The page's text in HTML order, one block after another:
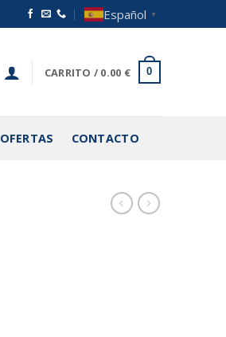
Español ▼
CARRITO / 0.00 € 0
OFERTAS CONTACTO